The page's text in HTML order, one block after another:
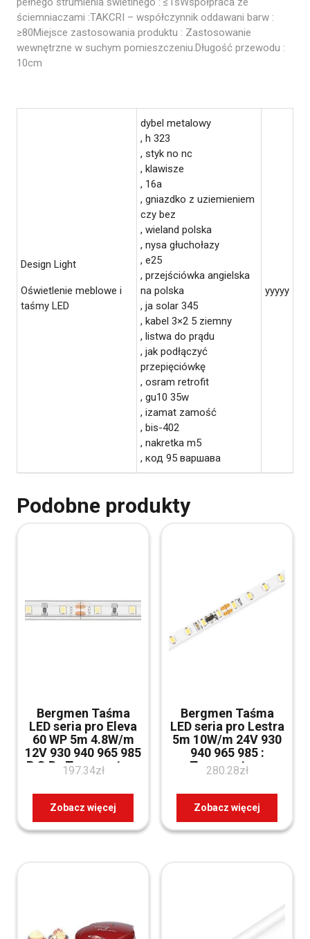
ściemniaczami :TAKCRI – współczynnik oddawani barw :
≥80Miejsce zastosowania produktu : Zastosowanie
wewnętrzne w suchym pomieszczeniu.Długość przewodu :
10cm
Design Light
Oświetlenie meblowe i
taśmy LED
dybel metalowy
, h 323
, styk no nc
, klawisze
, 16a
, gniazdko z uziemieniem
czy bez
, wieland polska
, nysa głuchołazy
, e25
, przejściówka angielska
na polska
, ja solar 345
, kabel 3×2 5 ziemny
, listwa do prądu
, jak podłączyć
przepięciówkę
, osram retrofit
, gu10 35w
, izamat zamość
, bis-402
, nakretka m5
, код 95 варшава
yyyyy
Podobne produkty
Bergmen Taśma
LED seria pro Eleva
60 WP 5m 4.8W/m
12V 930 940 965 985
R G B : Temperatura
barwowa – red
(10020260567)
197.34zł
Zobacz więcej
Bergmen Taśma
LED seria pro Lestra
5m 10W/m 24V 930
940 965 985 :
Temperatura
barwowa – 8500K
(10020290120)
280.28zł
Zobacz więcej